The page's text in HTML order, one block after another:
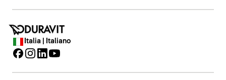
Italia | Italiano